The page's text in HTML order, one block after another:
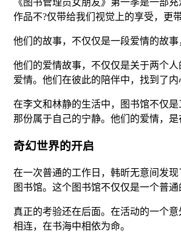
《图书管理员女朋友》第一季是一部
作品不?仅带给我们视觉上的享受，更
他们的故事，不仅仅是一段爱情的故
他们的爱情故事，不仅仅是关于两个
爱情。他们在彼此的陪伴中，找到了
在李文和林静的生活中，图书馆不仅
那份属于自己的宁静。他们的爱情，
奇幻世界的开启
在一次普通的工作日，韩昕无意间发
图书馆。这个图书馆不仅仅是一个普
真正的考验还在后面。在活动的一个
相连，在书海中相依为命。